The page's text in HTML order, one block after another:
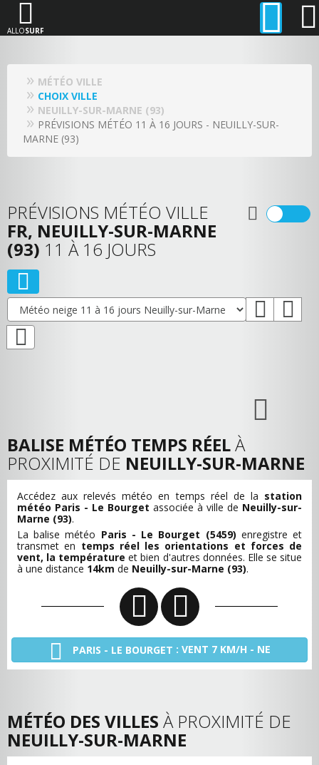
ALLOSURF
MÉTÉO VILLE
CHOIX VILLE
NEUILLY-SUR-MARNE (93)
PRÉVISIONS MÉTÉO 11 À 16 JOURS - NEUILLY-SUR-
MARNE (93)
PRÉVISIONS MÉTÉO VILLE
FR, NEUILLY-SUR-MARNE
(93) 11 À 16 JOURS
BALISE MÉTÉO TEMPS RÉELÀ
PROXIMITÉ DE NEUILLY-SUR-MARNE
Accédez aux relevés météo en temps réel de la station
météo Paris - Le Bourget associée à ville de Neuilly-sur-
Marne (93).
La balise météo Paris - Le Bourget (5459) enregistre et
transmet en temps réel les orientations et forces de
vent, la température et bien d'autres données. Elle se situe
à une distance 14km de Neuilly-sur-Marne (93).
PARIS - LE BOURGET : VENT 7 KM/H - NE
MÉTÉO DES VILLES À PROXIMITÉ DE
NEUILLY-SUR-MARNE